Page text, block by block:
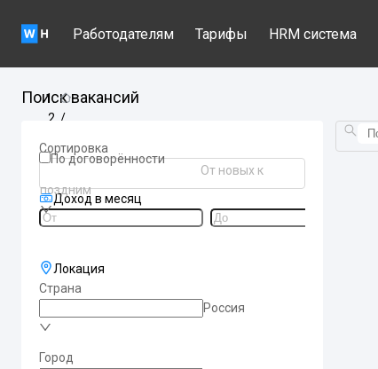
Работодателям Тарифы HRM система
/
/
Поиск вакансий
Сортировка
От новых к
поздним
Доход в месяц
По договорённости
Локация
Страна
Россия
Город